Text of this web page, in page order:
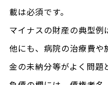
載は必須です。
マイナスの財産の典型
他にも、病院の治療費
金の未納分等がよく問題